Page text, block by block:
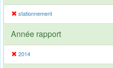
stationnement
Année rapport
2014